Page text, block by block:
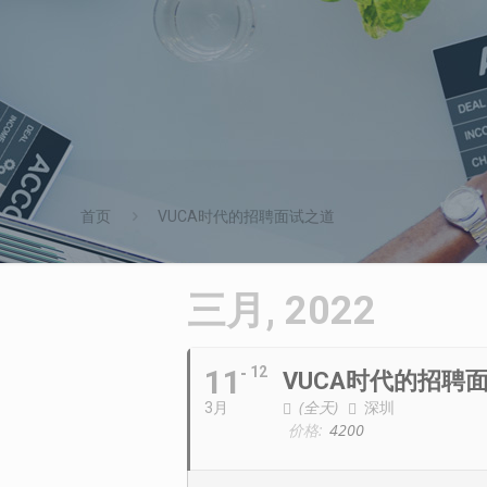
首页 VUCA时代的招聘面试之道
三月, 2022
11
3月
12 VUCA时代的招聘
(全天)
深圳
价格: 4200